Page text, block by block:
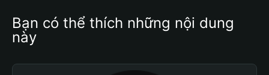
Bạn có thể thích những nội dung
này